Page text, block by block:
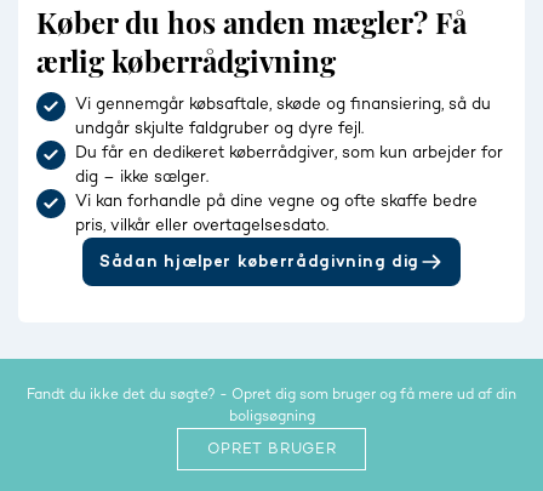
Køber du hos anden mægler? Få
ærlig køberrådgivning
Vi gennemgår købsaftale, skøde og finansiering, så du
undgår skjulte faldgruber og dyre fejl.
Du får en dedikeret køberrådgiver, som kun arbejder for
dig – ikke sælger.
Vi kan forhandle på dine vegne og ofte skaffe bedre
pris, vilkår eller overtagelsesdato.
Sådan hjælper køberrådgivning dig
Fandt du ikke det du søgte? - Opret dig som bruger og få mere ud af din
boligsøgning
OPRET BRUGER